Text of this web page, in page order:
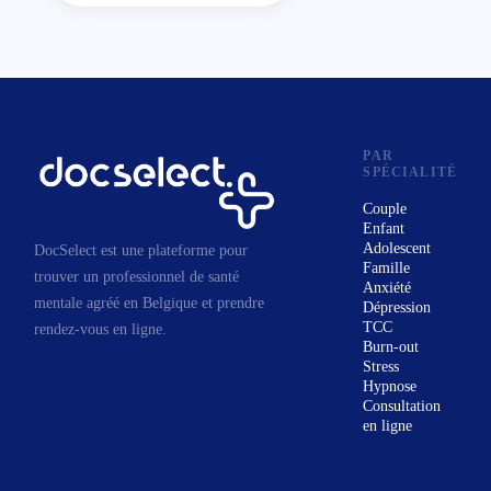
l’Institut Belge de Gestalt-
Thérapie (IBG) et membre
Gestalt-Thérapie (SBG),
au sein de laquelle je
participe au Cercle de
Coordination.
DocSelect est une plateforme pour
trouver un professionnel de santé
mentale agréé en Belgique et prendre
rendez-vous en ligne.
PAR
SPÉCIALITÉ
Couple
Enfant
Adolescent
Famille
Anxiété
Dépression
TCC
Burn-out
Stress
Hypnose
Consultation
en ligne